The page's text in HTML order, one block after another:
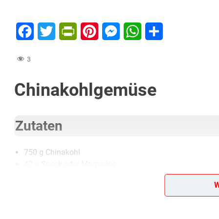
FacebookTwitter PrintFriendly
PinterestMessengerWhatsApp
3
Chinakohlgemüse
Zutaten
750 g Chinakohl